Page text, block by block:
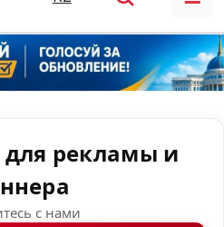
рекламы и
с нами